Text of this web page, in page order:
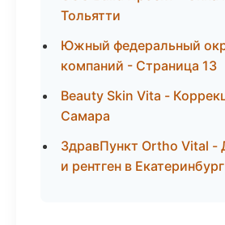
Тольятти
Южный федеральный
компаний - Страница 13
Beauty Skin Vita -
Самара
ЗдравПункт Ortho Vital -
и рентген в Екатеринбург